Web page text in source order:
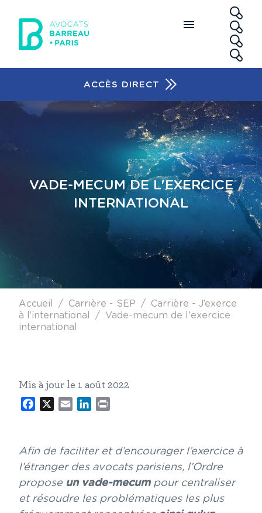
ACCÈS DIRECT
Accès rapide
VADE-MECUM DE L'EXERCICE
INTERNATIONAL
Fil d'Ariane
Accueil Carrière - SEP
Carrière - J’exerce
à l’international
Vade-mecum de l'exercice
international
Mis à jour le 1 août 2022
Facebook
X Email LinkedIn
Afin de faciliter et d’encourager l’exercice à
l’étranger des avocats parisiens, l’Ordre
propose un vade-mecumpour centraliser
et résoudre les problématiques les plus